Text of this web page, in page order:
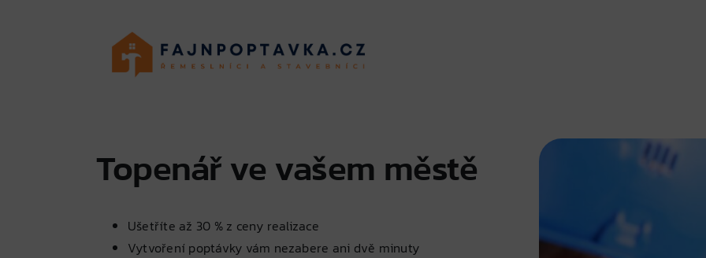
Topenář ve vašem městě
Ušetříte až 30 % z ceny realizace
Vytvoření poptávky vám nezabere ani dvě minuty